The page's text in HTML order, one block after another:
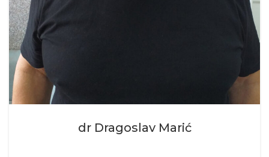
dr Dragoslav Marić